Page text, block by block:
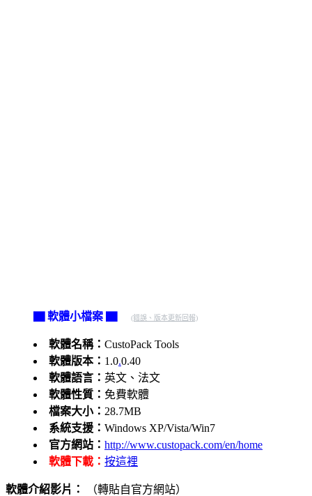
▇ 軟體小檔案 ▇ (錯誤、版本更新回報)
軟體名稱： CustoPack Tools
軟體版本： 1.0.0.40
軟體語言： 英文、法文
軟體性質： 免費軟體
檔案大小： 28.7MB
系統支援： Windows XP/Vista/Win7
官方網站： http://www.custopack.com/en/home
軟體下載： 按這裡
軟體介紹影片： （轉貼自官方網站）